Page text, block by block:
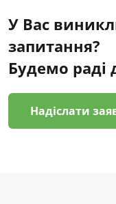
У Вас
запитання?
Будемо раді
Надіслати